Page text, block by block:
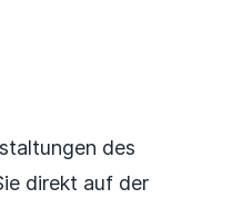
des
direkt auf der